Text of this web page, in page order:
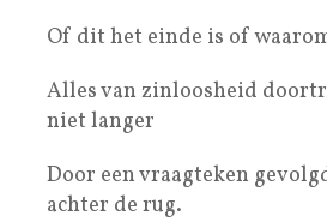
Of dit het einde is of
Alles van zinloosheid
niet langer
Door een vraagteken
achter de rug.